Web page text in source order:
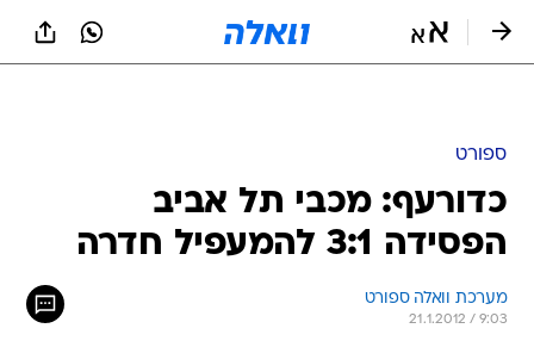
ספורט
כדורעף: מכבי תל אביב
הפסידה 3:1 להמעפיל חדרה
מערכת וואלה ספורט
21.1.2012 / 9:03